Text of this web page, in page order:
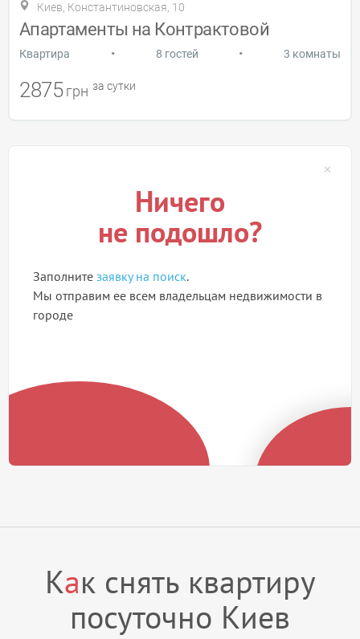
Киев, Константиновская, 10
Апартаменты на Контрактовой
Квартира • 8 гостей • 3 комнаты
2875 грн за сутки
Ничего
не подошло?
Заполните заявку на поиск.
Мы отправим ее всем владельцам недвижимости в
городе
Как снять квартиру
посуточно Киев